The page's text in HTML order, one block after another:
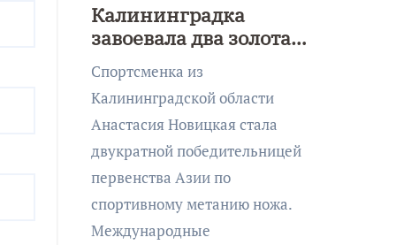
Калининградка
завоевала два золота
первенства Азии по
метанию ножа
Спортсменка из
Калининградской области
Анастасия Новицкая стала
двукратной победительницей
первенства Азии по
спортивному метанию ножа.
Международные